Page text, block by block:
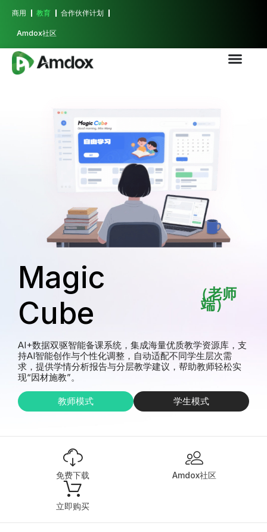
商用 教育 合作伙伴计划
Amdox社区
Magic
Cube
（老师
端）
AI+数据双驱智能备课系统，集成海量优质教学资源库，支
持AI智能创作与个性化调整，自动适配不同学生层次需
求，提供学情分析报告与分层教学建议，帮助教师轻松实
现“因材施教”。
教师模式 学生模式
免费下载 Amdox社区
立即购买